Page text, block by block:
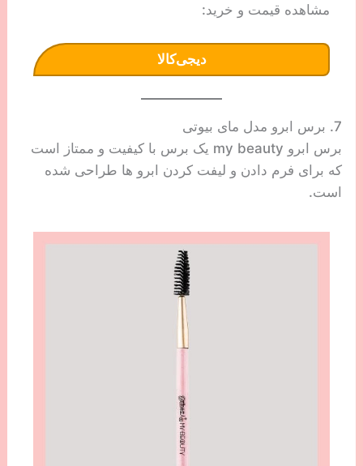
مشاهده قیمت و خرید:
دیجی‌کالا
7. برس ابرو مدل مای بیوتی
برس ابرو my beauty یک برس با کیفیت و ممتاز است
که برای فرم دادن و لیفت کردن ابرو ها طراحی شده
است.